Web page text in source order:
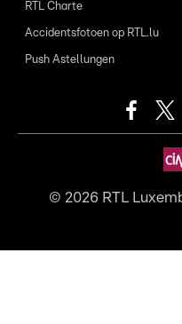
RTL Charte
Accidentsfotoen op RTL.lu
Push Astellungen
© 2026RTL